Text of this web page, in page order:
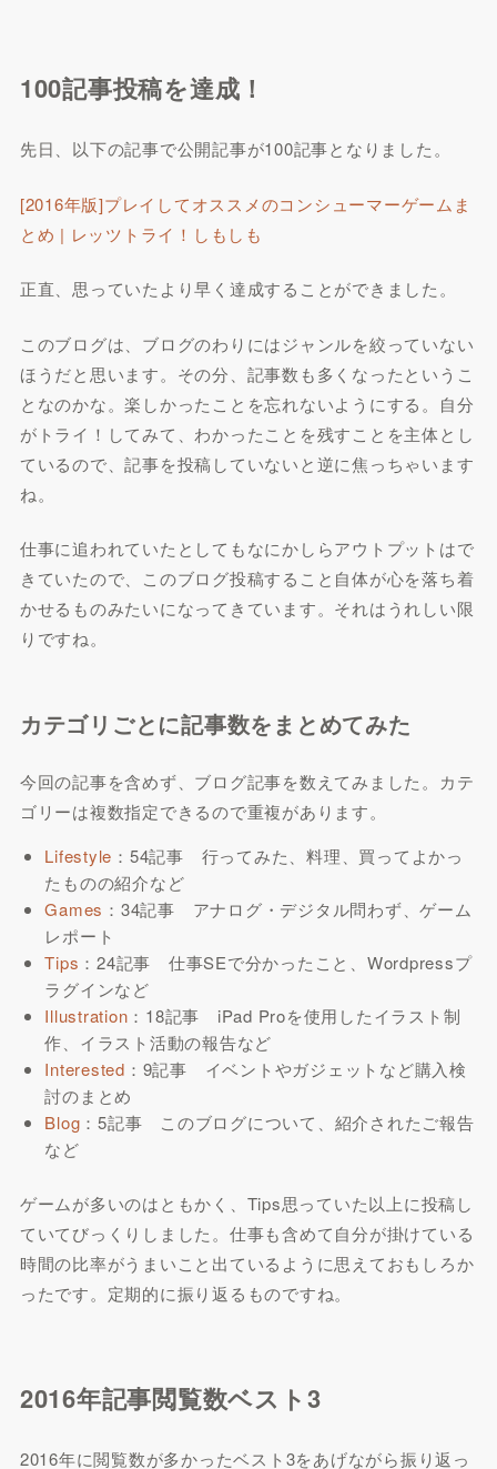
100記事投稿を達成！
先日、以下の記事で公開記事が100記事となりました。
[2016年版]プレイしてオススメのコンシューマーゲームま
とめ | レッツトライ！しもしも
正直、思っていたより早く達成することができました。
このブログは、ブログのわりにはジャンルを絞っていない
ほうだと思います。その分、記事数も多くなったというこ
となのかな。楽しかったことを忘れないようにする。自分
がトライ！してみて、わかったことを残すことを主体とし
ているので、記事を投稿していないと逆に焦っちゃいます
ね。
仕事に追われていたとしてもなにかしらアウトプットはで
きていたので、このブログ投稿すること自体が心を落ち着
かせるものみたいになってきています。それはうれしい限
りですね。
カテゴリごとに記事数をまとめてみた
今回の記事を含めず、ブログ記事を数えてみました。カテ
ゴリーは複数指定できるので重複があります。
Lifestyle ：54記事 行ってみた、料理、買ってよかっ
たものの紹介など
Games ：34記事 アナログ・デジタル問わず、ゲーム
レポート
Tips ：24記事 仕事SEで分かったこと、Wordpressプ
ラグインなど
Illustration ：18記事 iPad Proを使用したイラスト制
作、イラスト活動の報告など
Interested ：9記事 イベントやガジェットなど購入検
討のまとめ
Blog ：5記事 このブログについて、紹介されたご報告
など
ゲームが多いのはともかく、Tips思っていた以上に投稿し
ていてびっくりしました。仕事も含めて自分が掛けている
時間の比率がうまいこと出ているように思えておもしろか
ったです。定期的に振り返るものですね。
2016年記事閲覧数ベスト3
2016年に閲覧数が多かったベスト3をあげながら振り返っ